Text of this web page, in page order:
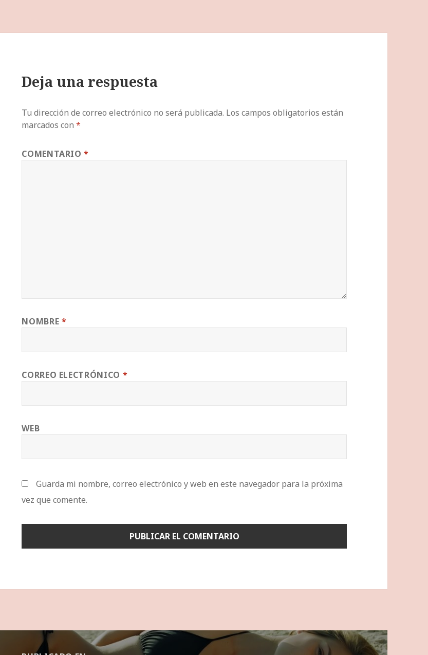
Deja una respuesta
Tu dirección de correo electrónico no será publicada. Los campos obligatorios están
marcados con*
COMENTARIO*
NOMBRE *
CORREO ELECTRÓNICO *
WEB
Guarda mi nombre, correo electrónico y web en este navegador para la próxima
vez que comente.